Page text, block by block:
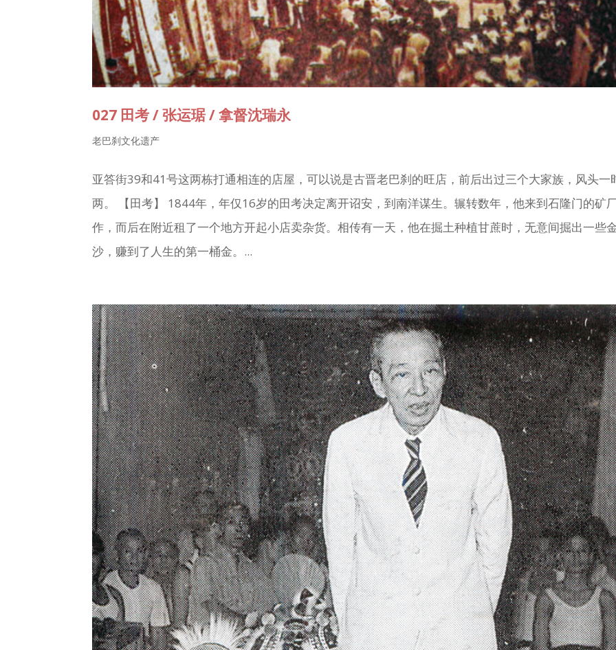
027 田考 / 张运琚 / 拿督沈瑞永
老巴刹文化遗产
亚答街39和41号这两栋打通相连的店屋，可以说是古晋老巴刹的旺店，前后出过三个大家族，风头一
两。 【田考】 1844年，年仅16岁的田考决定离开诏安，到南洋谋生。辗转数年，他来到石隆门的矿
作，而后在附近租了一个地方开起小店卖杂货。相传有一天，他在掘土种植甘蔗时，无意间掘出一些
沙，赚到了人生的第一桶金。...